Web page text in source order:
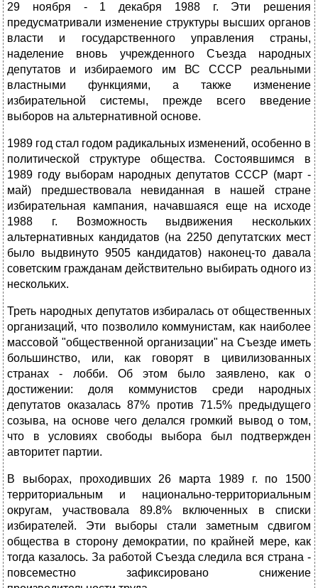
29 ноября - 1 декабря 1988 г. Эти решения
предусматривали изменение структуры высших органов
власти и государственного управления страны,
наделение вновь учрежденного Съезда народных
депутатов и избираемого им ВС СССР реальными
властными функциями, а также изменение
избирательной системы, прежде всего введение
выборов на альтернативной основе.
1989 год стал годом радикальных изменений, особенно в
политической структуре общества. Состоявшимся в
1989 году выборам народных депутатов СССР (март -
май) предшествовала невиданная в нашей стране
избирательная кампания, начавшаяся еще на исходе
1988 г. Возможность выдвижения нескольких
альтернативных кандидатов (на 2250 депутатских мест
было выдвинуто 9505 кандидатов) наконец-то давала
советским гражданам действительно выбирать одного из
нескольких.
Треть народных депутатов избиралась от общественных
организаций, что позволило коммунистам, как наиболее
массовой "общественной организации" на Съезде иметь
большинство, или, как говорят в цивилизованных
странах - лобби. Об этом было заявлено, как о
достижении: доля коммунистов среди народных
депутатов оказалась 87% против 71.5% предыдущего
созыва, на основе чего делался громкий вывод о том,
что в условиях свободы выбора был подтвержден
авторитет партии.
В выборах, проходивших 26 марта 1989 г. по 1500
территориальным и национально-территориальным
округам, участвовала 89.8% включенных в списки
избирателей. Эти выборы стали заметным сдвигом
общества в сторону демократии, по крайней мере, как
тогда казалось. За работой Съезда следила вся страна -
повсеместно зафиксировано снижение